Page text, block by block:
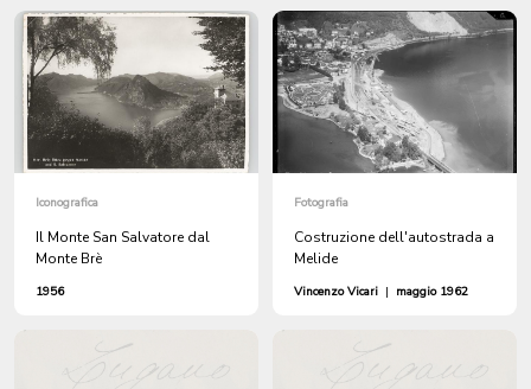
Iconografica
Il Monte San Salvatore dal
Monte Brè
1956
Fotografia
Costruzione dell'autostrada a
Melide
Vincenzo Vicari | maggio 1962